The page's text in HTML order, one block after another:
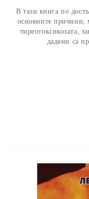
В тази книга по
основните причини,
тиреотоксикозата,
дадени са